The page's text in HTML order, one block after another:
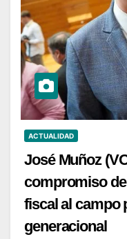
ACTUALIDAD
José Muñoz
compromiso
fiscal al campo
generacional